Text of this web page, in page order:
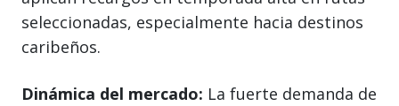
seleccionadas, especialmente hacia destinos
caribeños.
Dinámica del mercado: La fuerte demanda de